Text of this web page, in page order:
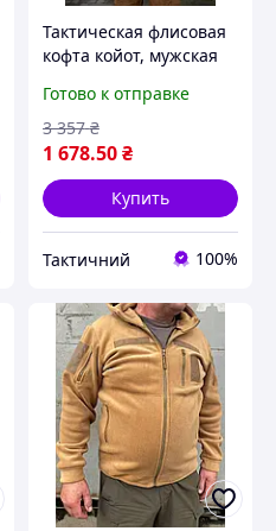
Тактическая флисовая
кофта койот, мужская
армейская флиска
койот Ne2kx
Готово к отправке
1 678.50₴
3 357 ₴
Купить
Тактичний 100%